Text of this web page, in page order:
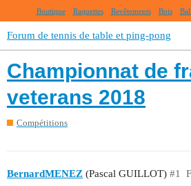
Boutique Raquettes Revêtements Bois
Forum de tennis de table et ping-pong
Championnat de
veterans 2018
Compétitions
BernardMENEZ (Pascal GUILLOT) #1